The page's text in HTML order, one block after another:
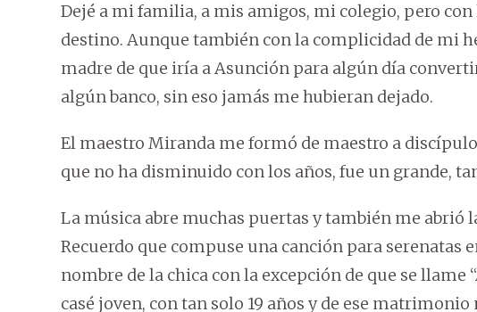
Dejé a mi familia, a mis amigos, mi colegio, pero
destino. Aunque también con la complicidad de mi
madre de que iría a Asunción para algún día
algún banco, sin eso jamás me hubieran dejado.
El maestro Miranda me formó de maestro a
que no ha disminuido con los años, fue un grande,
La música abre muchas puertas y también me abrió
Recuerdo que compuse una canción para serenatas
nombre de la chica con la excepción de que se llame
casé joven, con tan solo 19 años y de ese